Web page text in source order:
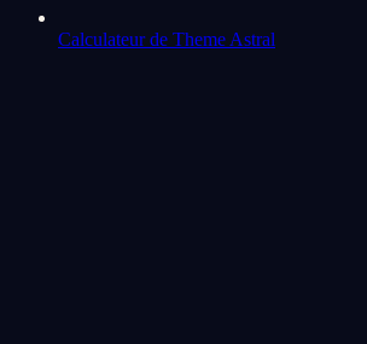
Calculateur de Theme Astral